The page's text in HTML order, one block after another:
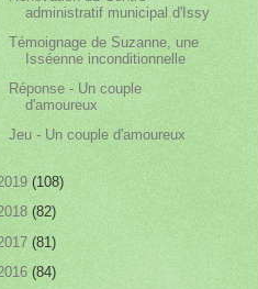
administratif municipal d'Issy
Témoignage de Suzanne, une
Isséenne inconditionnelle
Réponse - Un couple
d'amoureux
Jeu - Un couple d'amoureux
(108)
(82)
(81)
(84)